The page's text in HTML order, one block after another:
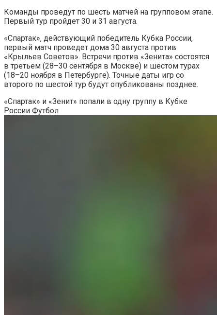
Команды проведут по шесть матчей на групповом этапе.
Первый тур пройдет 30 и 31 августа.
«Спартак», действующий победитель Кубка России,
первый матч проведет дома 30 августа против
«Крыльев Советов». Встречи против «Зенита» состоятся
в третьем (28–30 сентября в Москве) и шестом турах
(18–20 ноября в Петербурге). Точные даты игр со
второго по шестой тур будут опубликованы позднее.
«Спартак» и «Зенит» попали в одну группу в Кубке
России Футбол